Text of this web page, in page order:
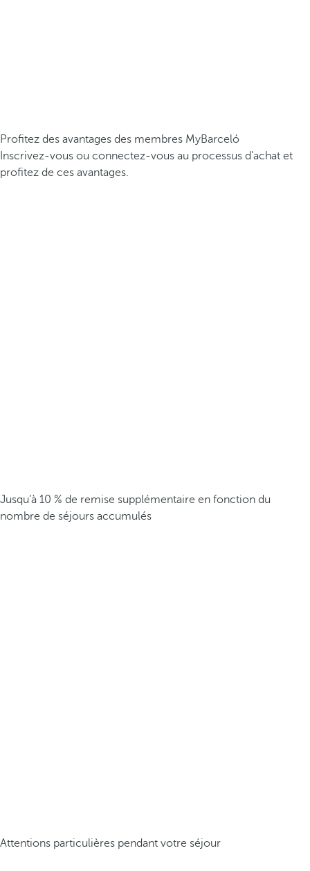
Profitez des avantages des membres MyBarceló
Inscrivez-vous ou connectez-vous au processus d’achat et
profitez de ces avantages.
Jusqu’à 10 % de remise supplémentaire en fonction du
nombre de séjours accumulés
Attentions particulières pendant votre séjour